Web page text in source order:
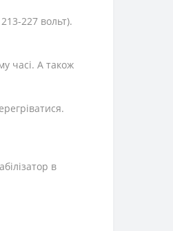
227 вольт).
часі. А також
в